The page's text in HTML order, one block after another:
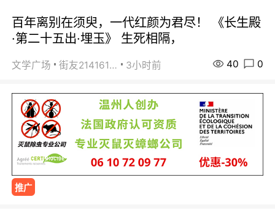
百年离别在须臾，一代红颜为君尽！ 《长生殿
·第二十五出·埋玉》 生死相隔，
文学广场 街友21416156 3小时前 40 0
推广